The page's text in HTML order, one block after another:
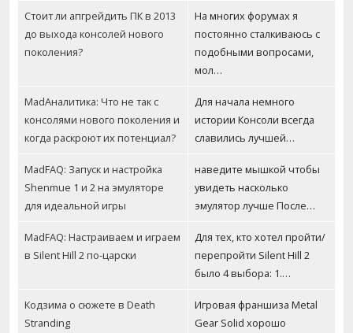
Стоит ли апгрейдить ПК в 2013
до выхода консолей нового
поколения?
На многих форумах я
постоянно сталкиваюсь с
подобными вопросами,
мол…
MadАналитика: Что не так с
консолями нового поколения и
когда раскроют их потенциал?
Для начала немного
истории Консоли всегда
славились лучшей…
MadFAQ: Запуск и настройка
Shenmue 1 и 2 на эмуляторе
для идеальной игры
наведите мышкой чтобы
увидеть насколько
эмулятор лучше После…
MadFAQ: Настраиваем и играем
в Silent Hill 2 по-царски
Для тех, кто хотел пройти/
перепройти Silent Hill 2
было 4 выбора: 1.…
Кодзима о сюжете в Death
Stranding
Игровая франшиза Metal
Gear Solid хорошо